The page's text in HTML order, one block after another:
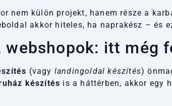
nem külön projekt, hanem része a
akkor hiteles, ha naprakész – és
webshopok: itt még
(vagy landingoldal készítés)
készítés is a háttérben, akkor egy